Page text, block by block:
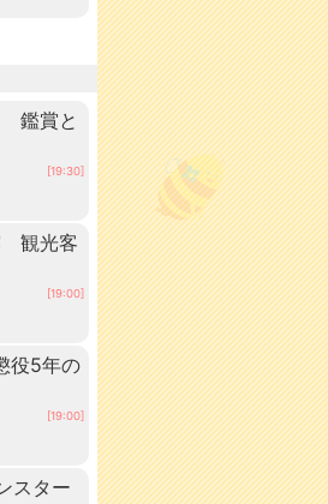
鑑賞と
[19:30]
観光客
[19:00]
役5年の
[19:00]
スター